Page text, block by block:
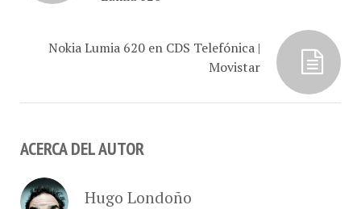
Nokia Lumia 620 en CDS Telefónica |
Movistar
ACERCA DEL AUTOR
Hugo Londoño